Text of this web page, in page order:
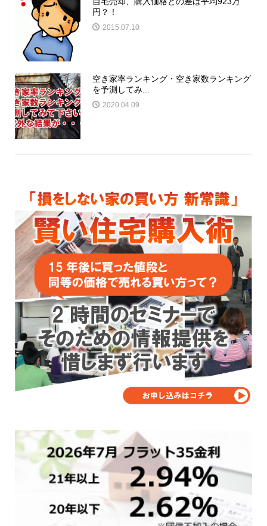
円？！
2015.07.10
空き家率ランキング・空き家数ランキング
を予測してみ...
2020.04.09